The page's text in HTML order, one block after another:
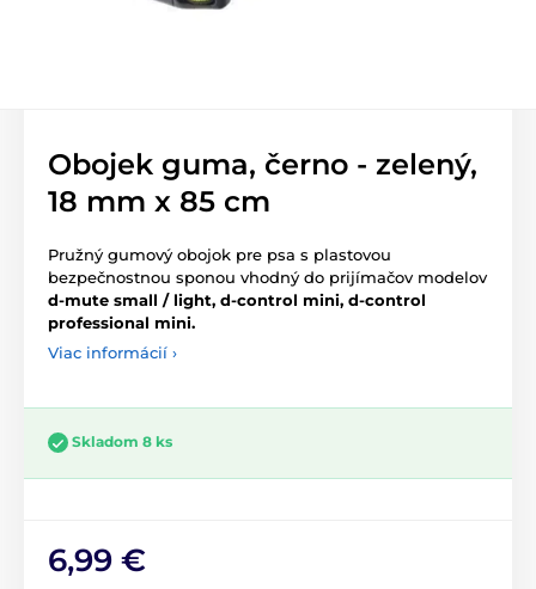
Obojek guma, černo - zelený,
18 mm x 85 cm
Pružný gumový obojok pre psa s plastovou
bezpečnostnou sponou vhodný do prijímačov modelov
d-mute small / light, d-control mini, d-control
professional mini.
Viac informácií ›
Skladom 8 ks
6,99 €